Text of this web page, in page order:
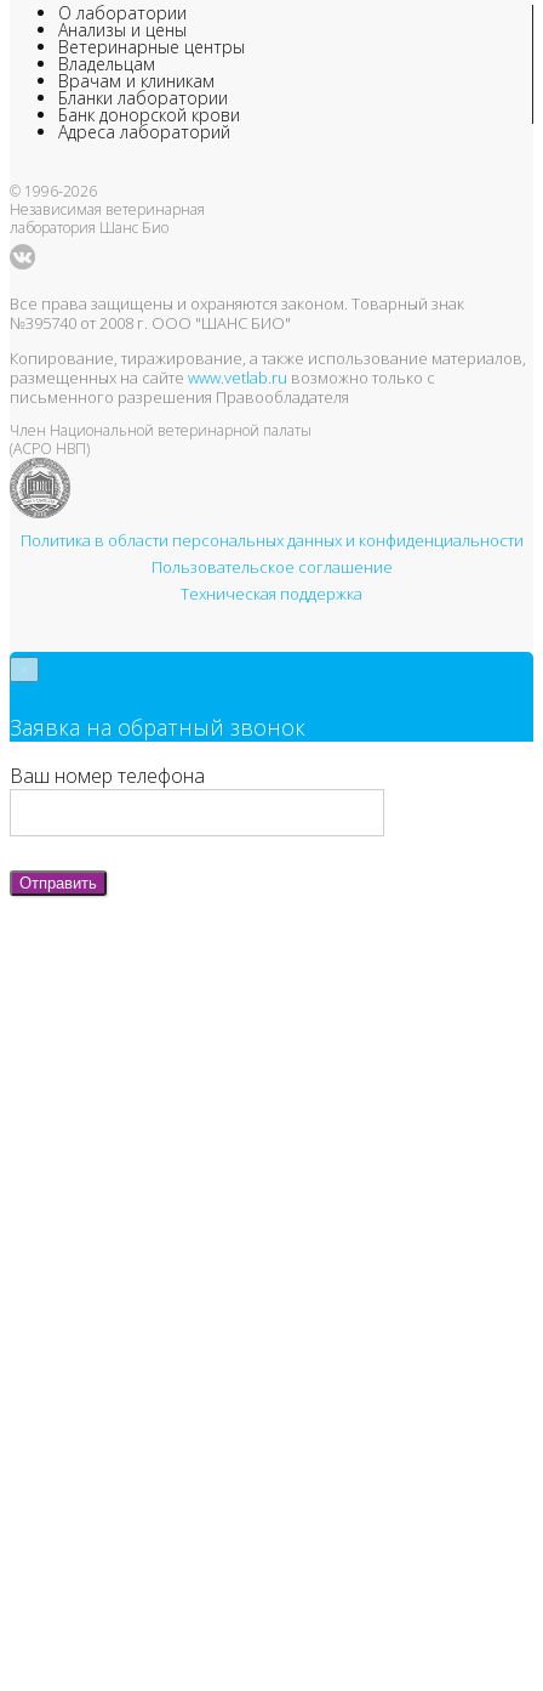
О лаборатории
Анализы и цены
Ветеринарные центры
Владельцам
Врачам и клиникам
Бланки лаборатории
Банк донорской крови
Адреса лабораторий
© 1996-2026
Независимая ветеринарная
лаборатория Шанс Био
Все права защищены и охраняются законом. Товарный знак
№395740 от 2008 г. ООО "ШАНС БИО"
Копирование, тиражирование, а также использование материалов,
размещенных на сайте www.vetlab.ru возможно только с
письменного разрешения Правообладателя
Член Национальной ветеринарной палаты
(АСРО НВП)
Политика в области персональных данных и конфиденциальности
Пользовательское соглашение
Техническая поддержка
Заявка на обратный звонок
Ваш номер телефона
Отправить